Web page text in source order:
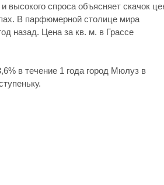
высокого спроса объясняет скачок
В парфюмерной столице мира
назад. Цена за кв. м. в Грассе
в течение 1 года город Мюлуз в